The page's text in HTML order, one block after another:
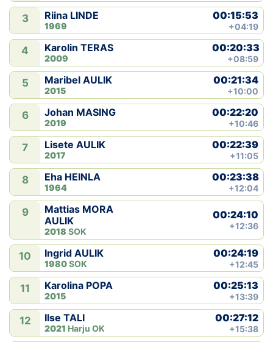
3 Riina LINDE
1969
00:15:53
+04:19
4 Karolin TERAS
2009
00:20:33
+08:59
5 Maribel AULIK
2015
00:21:34
+10:00
6 Johan MASING
2019
00:22:20
+10:46
7 Lisete AULIK
2017
00:22:39
+11:05
8 Eha HEINLA
1964
00:23:38
+12:04
9
Mattias MORA
AULIK
2018 SOK
00:24:10
+12:36
10 Ingrid AULIK
1980SOK
00:24:19
+12:45
11 Karolina POPA
2015
00:25:13
+13:39
12 Ilse TALI
2021 Harju OK
00:27:12
+15:38